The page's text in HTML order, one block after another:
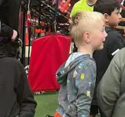
भारत,
बड़ा फैसला